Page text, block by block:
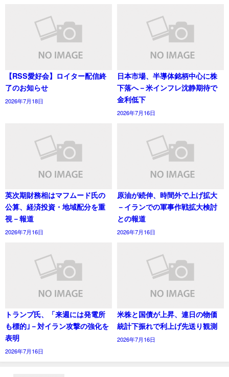
【RSS愛好会】ロイター配信終
了のお知らせ
2026年7月18日
日本市場、半導体銘柄中心に株
下落へ－米インフレ沈静期待で
金利低下
2026年7月16日
英次期財務相はマフムード氏の
公算、経済投資・地域配分を重
視－報道
2026年7月16日
原油が続伸、時間外で上げ拡大
－イランでの軍事作戦拡大検討
との報道
2026年7月16日
トランプ氏、「来週には発電所
も標的｣－対イラン攻撃の強化を
表明
2026年7月16日
米株と国債が上昇、連日の物価
統計下振れで利上げ先送り観測
2026年7月16日